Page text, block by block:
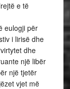
e të
eulogji për
i lirisë dhe
dhe
një libër
një tjetër
vjet më